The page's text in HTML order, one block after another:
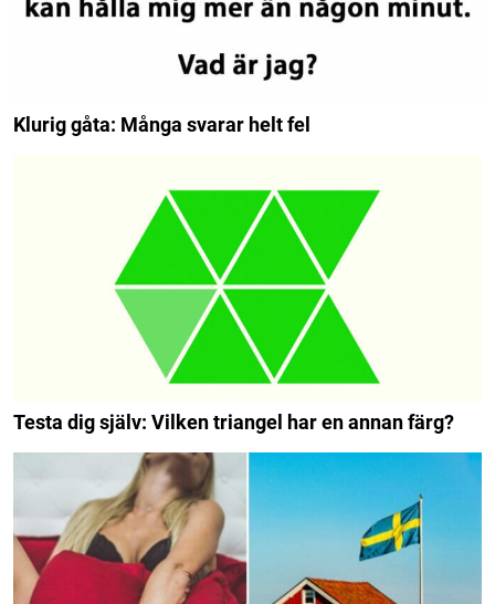
Klurig gåta: Många svarar helt fel
Testa dig själv: Vilken triangel har en annan färg?